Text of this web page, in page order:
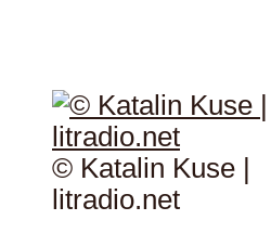
© Katalin Kuse |
litradio.net